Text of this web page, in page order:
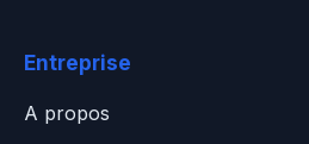
Entreprise
A propos